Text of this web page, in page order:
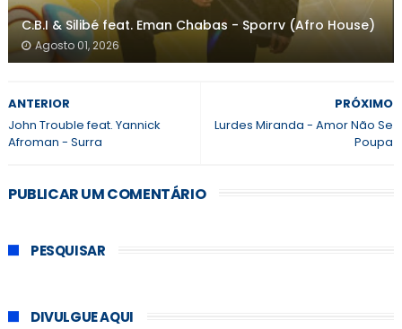
C.B.I & Silibé feat. Eman Chabas - Sporrv (Afro House)
Agosto 01, 2026
PRÓXIMO
Lurdes Miranda - Amor Não Se
Poupa
ANTERIOR
John Trouble feat. Yannick
Afroman - Surra
PUBLICAR UM COMENTÁRIO
PESQUISAR
DIVULGUE AQUI